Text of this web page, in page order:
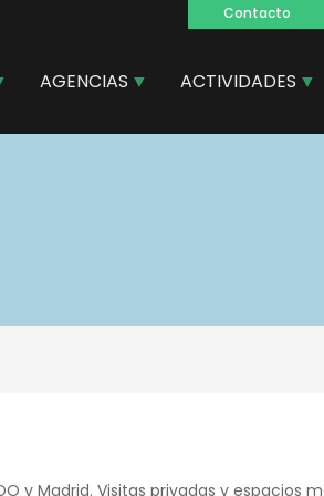
principal
Contacto
AGENCIAS ACTIVIDADES
y Madrid. Visitas privadas y